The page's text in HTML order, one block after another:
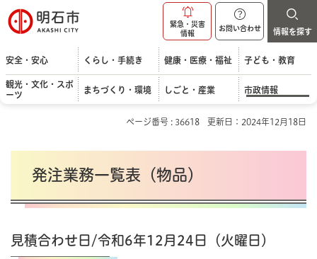
明石市
緊急・災害
情報
お問い合わせ 情報を探す
安全・安心 くらし・手続き 健康・医療・福祉 子ども・教育
観光・文化・スポ
ーツ
まちづくり・環境 しごと・産業 市政情報
ページ番号 : 36618 更新日：2024年12月18日
発注業務一覧表（物品）
見積合わせ日/令和6年12月24日（火曜日）